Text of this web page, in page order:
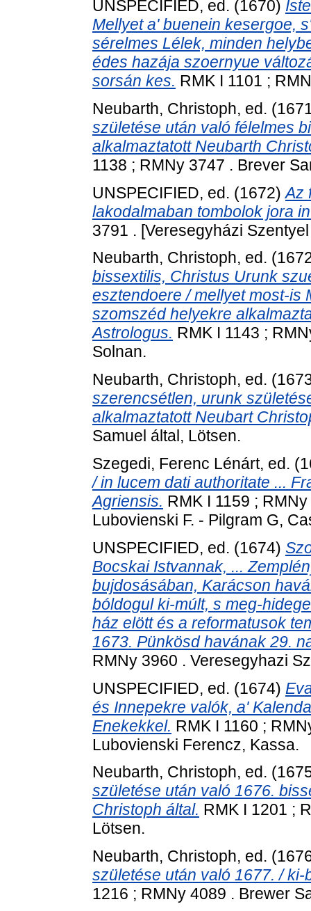
UNSPECIFIED, ed. (1670)
Mellyet a' buenein kesergoe,
sérelmes Lélek, minden
édes hazája szoernyue
sorsán kes. RMK I 1101 ;
Neubarth, Christoph, ed.
születése után való félelmes
alkalmaztatott Neubarth
1138 ; RMNy 3747 . Brever
UNSPECIFIED, ed. (1672)Az
lakodalmaban tombolok jora
3791 . [Veresegyházi
Neubarth, Christoph, ed.
bissextilis, Christus Urunk
esztendoere / mellyet most-is
szomszéd helyekre
Astrologus. RMK I 1143 ;
Solnan.
Neubarth, Christoph, ed.
szerencsétlen, urunk
alkalmaztatott Neubart
Samuel által, Lötsen.
Szegedi, Ferenc Lénárt, ed.
/ in lucem dati authoritate ...
Agriensis. RMK I 1159 ;
Lubovienski F. - Pilgram G,
UNSPECIFIED, ed. (1674)
Bocskai Istvannak, ...
bujdosásában, Karácson
bóldogul ki-múlt, s meg-
ház elött és a reformatusok
1673. Pünkösd havának 29.
RMNy 3960 . Veresegyhazi
UNSPECIFIED, ed. (1674)
és Innepekre valók, a'
Enekekkel. RMK I 1160 ;
Lubovienski Ferencz, Kassa.
Neubarth, Christoph, ed.
születése után való 1676.
Christoph által. RMK I 1201 ;
Lötsen.
Neubarth, Christoph, ed.
születése után való 1677. /
1216 ; RMNy 4089 . Brewer